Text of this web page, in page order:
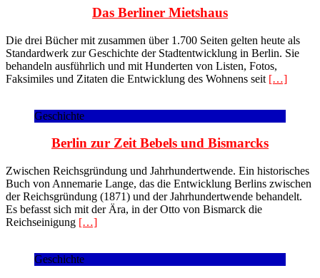
Das Berliner Mietshaus
Die drei Bücher mit zusammen über 1.700 Seiten gelten heute als
Standardwerk zur Geschichte der Stadtentwicklung in Berlin. Sie
behandeln ausführlich und mit Hunderten von Listen, Fotos,
Faksimiles und Zitaten die Entwicklung des Wohnens seit […]
Geschichte
Berlin zur Zeit Bebels und Bismarcks
Zwischen Reichsgründung und Jahrhundertwende. Ein historisches
Buch von Annemarie Lange, das die Entwicklung Berlins zwischen
der Reichsgründung (1871) und der Jahrhundertwende behandelt.
Es befasst sich mit der Ära, in der Otto von Bismarck die
Reichseinigung […]
Geschichte